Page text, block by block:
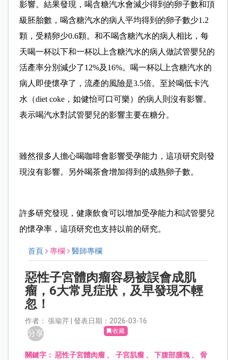
影響。結果發現，喝含糖汽水會減少得到的卵子數和頂
級胚胎數，喝含糖汽水的病人平均得到的卵子數少1.2
顆，受精卵少0.6顆。和不喝含糖汽水的病人相比，每
天喝一杯以下和一杯以上含糖汽水的病人做試管嬰兒的
活產率分別減少了12%及16%。喝一杯以上含糖汽水的
病人即使懷孕了，流產的風險是3.5倍。至於喝低卡汽
水（diet coke，如健怡可口可樂）的病人則沒有影響。
表示喝汽水對試管嬰兒的影響主要在糖分。
雖然很多人擔心喝咖啡會影響受孕能力，這項研究則發
現沒有影響。另外喝茶會增加得到的成熟卵子數。
許多研究發現，健康飲食可以增加受孕能力和試管嬰兒
的懷孕率，這項研究也支持以前的研究。
首頁 專欄 醫師專欄
惡性子宮體肉瘤容易被誤會成肌
瘤，6大常見症狀，及早發現不輕
忽！
作者： 張瑜芹 | 發表日期：2026-03-16
分享 收藏
關鍵字：惡性子宮體肉瘤 、 子宮肌瘤、 下腹部腫塊、 骨